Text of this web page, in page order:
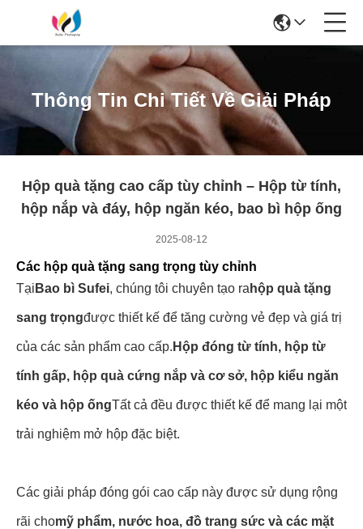
Thông Tin Chi Tiết Về Giải Pháp
Hộp quà tặng cao cấp tùy chỉnh – Hộp từ tính,
hộp nắp và đáy, hộp ngăn kéo, bao bì hộp ống
2025-08-12
Các hộp quà tặng sang trọng tùy chỉnh
Tại Bao bì Sufei, chúng tôi chuyên tạo ra hộp quà tặng
sang trọngđược thiết kế để tăng cường vẻ đẹp và giá trị
của các sản phẩm cao cấp. Hộp đóng từ tính, hộp từ
tính gấp, hộp quà cứng nắp và cơ sở, hộp kiểu ngăn
kéo và hộp ốngTất cả đều được thiết kế để mang lại một
trải nghiệm mở hộp đặc biệt.
Các giải pháp đóng gói cao cấp này được sử dụng rộng
rãi chomỹ phẩm, nước hoa, đồ trang sức và các mặt